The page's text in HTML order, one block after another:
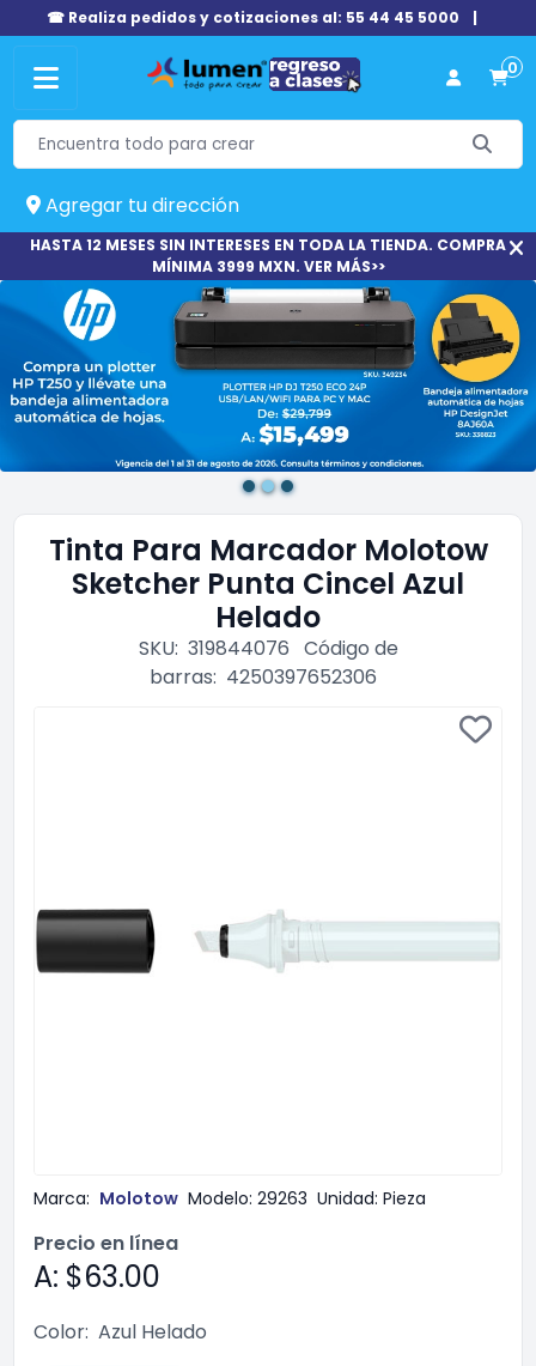
☎ Realiza pedidos y cotizaciones al: 55 44 45 5000 |
0
Agregar tu dirección
HASTA 12 MESES SIN INTERESES EN TODA LA TIENDA. COMPRA
MÍNIMA 3999 MXN. VER MÁS>>
Tinta Para Marcador Molotow
Sketcher Punta Cincel Azul
Helado
SKU: 319844076 Código de
barras: 4250397652306
Marca: Molotow Modelo: 29263 Unidad: Pieza
Precio en línea
A: $63.00
Color: Azul Helado